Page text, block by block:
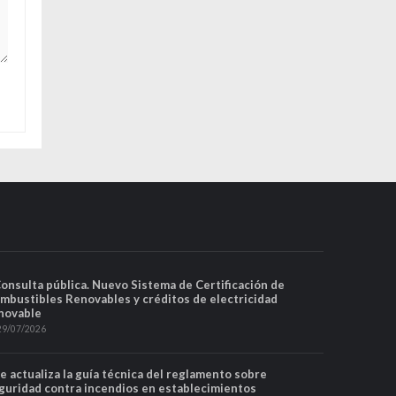
pública. Nuevo Sistema de Certificación de
Renovables y créditos de electricidad
07/2026
actualiza la guía técnica del reglamento sobre
contra incendios en establecimientos